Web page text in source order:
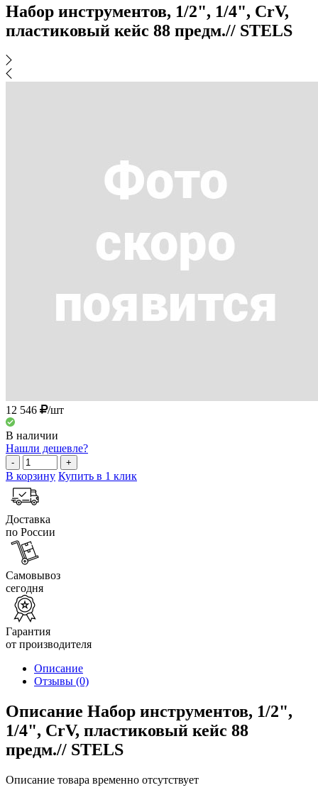
Набор инструментов, 1/2", 1/4", CrV,
пластиковый кейс 88 предм.// STELS
12 546 /шт
В наличии
Нашли дешевле?
- +
В корзину Купить в 1 клик
Доставка
по России
Самовывоз
сегодня
Гарантия
от производителя
Описание
Отзывы (0)
Описание Набор инструментов, 1/2",
1/4", CrV, пластиковый кейс 88
предм.// STELS
Описание товара временно отсутствует